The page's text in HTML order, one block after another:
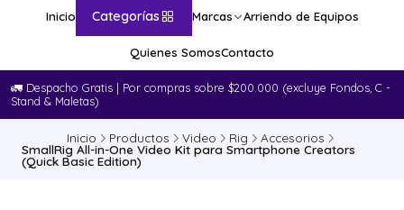
Inicio Categorías Marcas Arriendo de Equipos
Quienes SomosContacto
🚛​ Despacho Gratis | Por compras sobre $200.000 (excluye Fondos, C -
Stand & Maletas)
Inicio Productos Video Rig Accesorios
SmallRig All-in-One Video Kit para Smartphone Creators
(Quick Basic Edition)